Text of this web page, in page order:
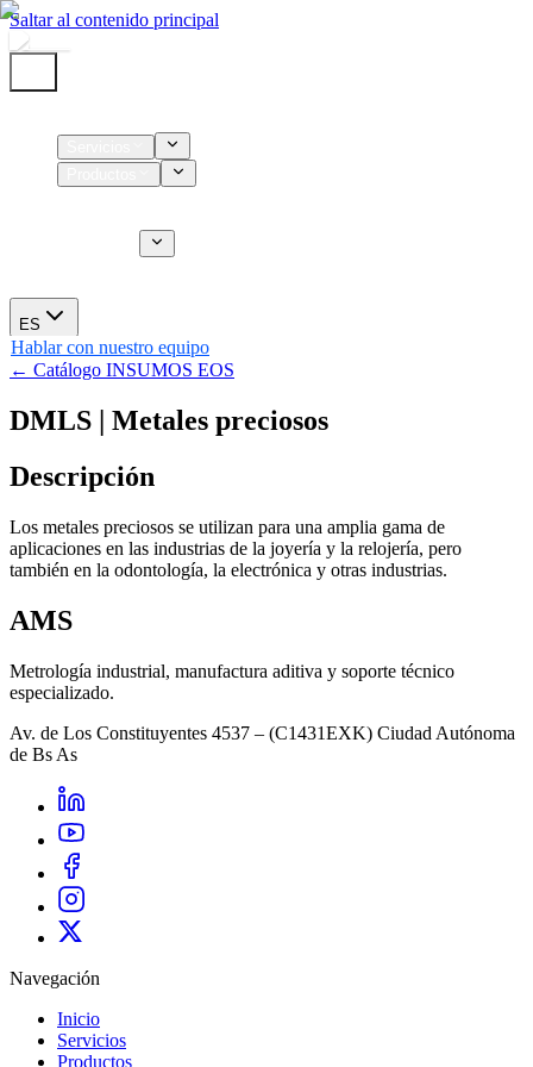
Saltar al contenido principal
ES
Hablar con nuestro equipo
← Catálogo INSUMOS EOS
DMLS | Metales preciosos
Descripción
Los metales preciosos se utilizan para una amplia gama de
aplicaciones en las industrias de la joyería y la relojería, pero
también en la odontología, la electrónica y otras industrias.
AMS
Metrología industrial, manufactura aditiva y soporte técnico
especializado.
Av. de Los Constituyentes 4537 – (C1431EXK) Ciudad Autónoma
de Bs As
Navegación
Inicio
Servicios
Productos